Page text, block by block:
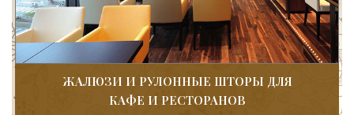
ЖАЛЮЗИ И РУЛОННЫЕ ШТОРЫ ДЛЯ
КАФЕ И РЕСТОРАНОВ